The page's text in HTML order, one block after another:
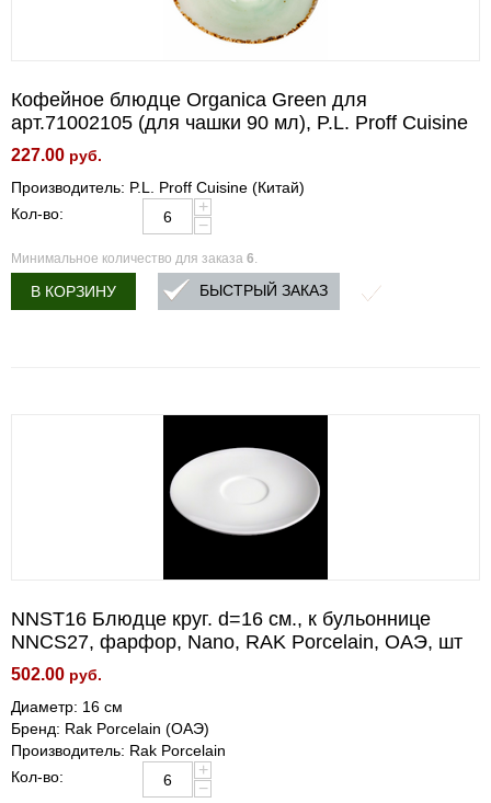
Кофейное блюдце Organica Green для
арт.71002105 (для чашки 90 мл), P.L. Proff Cuisine
227.00 руб.
Производитель: P.L. Proff Cuisine (Китай)
Кол-во:
+
−
Минимальное количество для заказа 6.
В КОРЗИНУ БЫСТРЫЙ ЗАКАЗ
NNST16 Блюдце круг. d=16 см., к бульоннице
NNCS27, фарфор, Nano, RAK Porcelain, ОАЭ, шт
502.00 руб.
Диаметр: 16 см
Бренд: Rak Porcelain (ОАЭ)
Производитель: Rak Porcelain
Кол-во:
+
−